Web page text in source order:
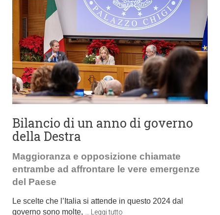
Bilancio di un anno di governo
della Destra
Maggioranza e opposizione chiamate
entrambe ad affrontare le vere emergenze
del Paese
Le scelte che l’Italia si attende in questo 2024 dal
governo sono molte,
Leggi tutto